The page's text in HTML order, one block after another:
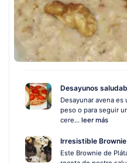
Desayunos
Desayunar avena
peso o para seguir
cere... leer más
Irresistible
Este Brownie de